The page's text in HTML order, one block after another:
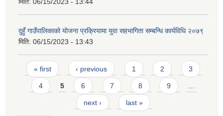
मिति: 06/15/2023 - 13:44
दुहुँ गाउँपालिकाको योजना प्रक्रियामा युवा सहभागिता सम्बन्धि कार्यविधि २०७९
मिति: 06/15/2023 - 13:43
Pages
« first ‹ previous 1 2 3
4 5 6 7 8 9
next › last »